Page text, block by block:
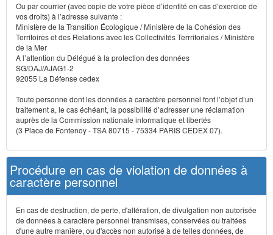
Ou par courrier (avec copie de votre pièce d’identité en cas d’exercice de
vos droits) à l’adresse suivante :
Ministère de la Transition Écologique / Ministère de la Cohésion des
Territoires et des Relations avec les Collectivités Terrritoriales / Ministère
de la Mer
A l’attention du Délégué à la protection des données
SG/DAJ/AJAG1-2
92055 La Défense cedex
Toute personne dont les données à caractère personnel font l’objet d’un
traitement a, le cas échéant, la possibilité d’adresser une réclamation
auprès de la Commission nationale informatique et libertés
(3 Place de Fontenoy - TSA 80715 - 75334 PARIS CEDEX 07).
Procédure en cas de violation de données à
caractère personnel
En cas de destruction, de perte, d'altération, de divulgation non autorisée
de données à caractère personnel transmises, conservées ou traitées
d'une autre manière, ou d'accès non autorisé à de telles données, de